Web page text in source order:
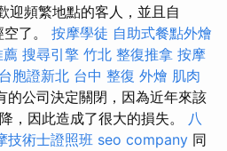
迎頻繁地點的客人，並且自
了。 按摩學徒 自助式餐點外燴
薦 搜尋引擎 竹北 整復推拿 按摩
台胞證新北 台中 整復 外燴 肌肉
的公司決定關閉，因為近年來該
，因此造成了很大的損失。 八
技術士證照班 seo company 同